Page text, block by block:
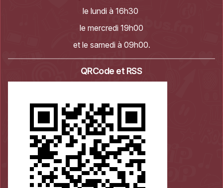
le lundi à 16h30
le mercredi 19h00
et le samedi à 09h00.
QRCode et RSS